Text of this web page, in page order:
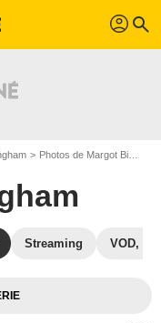
profil search
Photos de Margot Bingham
Streaming VOD,